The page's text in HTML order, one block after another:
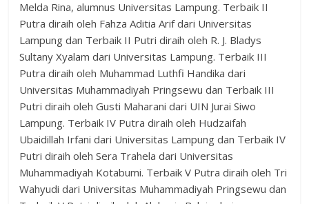
Melda Rina, alumnus Universitas Lampung. Terbaik II
Putra diraih oleh Fahza Aditia Arif dari Universitas
Lampung dan Terbaik II Putri diraih oleh R. J. Bladys
Sultany Xyalam dari Universitas Lampung. Terbaik III
Putra diraih oleh Muhammad Luthfi Handika dari
Universitas Muhammadiyah Pringsewu dan Terbaik III
Putri diraih oleh Gusti Maharani dari UIN Jurai Siwo
Lampung. Terbaik IV Putra diraih oleh Hudzaifah
Ubaidillah Irfani dari Universitas Lampung dan Terbaik IV
Putri diraih oleh Sera Trahela dari Universitas
Muhammadiyah Kotabumi. Terbaik V Putra diraih oleh Tri
Wahyudi dari Universitas Muhammadiyah Pringsewu dan